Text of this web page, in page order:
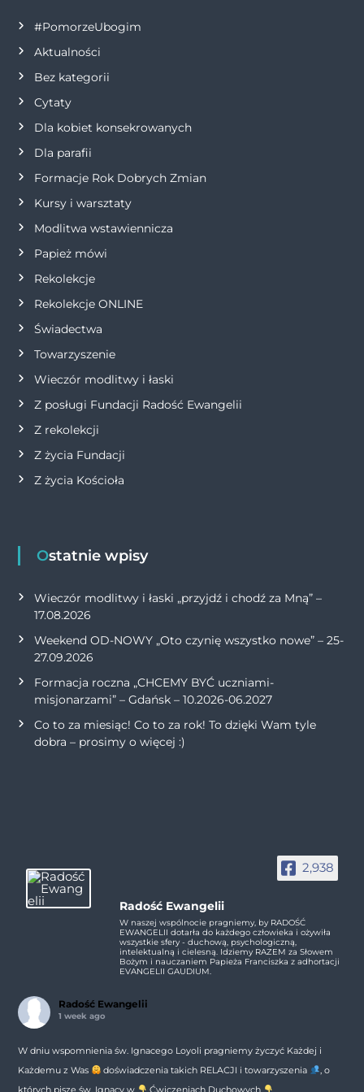
c
j
a
w
p
i
s
u
#PomorzeUbogim
Aktualności
Bez kategorii
Cytaty
Dla kobiet konsekrowanych
Dla parafii
Formacje Rok Dobrych Zmian
Kursy i warsztaty
Modlitwa wstawiennicza
Papież mówi
Rekolekcje
Rekolekcje ONLINE
Świadectwa
Towarzyszenie
Wieczór modlitwy i łaski
Z posługi Fundacji Radość Ewangelii
Z rekolekcji
Z życia Fundacji
Z życia Kościoła
Ostatnie wpisy
Wieczór modlitwy i łaski „przyjdź i chodź za Mną” –
17.08.2026
Weekend OD-NOWY „Oto czynię wszystko nowe” – 25-
27.09.2026
Formacja roczna „CHCEMY BYĆ uczniami-
misjonarzami” – Gdańsk – 10.2026-06.2027
Co to za miesiąc! Co to za rok! To dzięki Wam tyle
dobra – prosimy o więcej :)
2,938
Radość Ewangelii
W naszej wspólnocie pragniemy, by RADOŚĆ
EWANGELII dotarła do każdego człowieka i ożywiła
wszystkie sfery - duchową, psychologiczną,
intelektualną i cielesną. Idziemy RAZEM za Słowem
Bożym i nauczaniem Papieża Franciszka z adhortacji
EVANGELII GAUDIUM.
Radość Ewangelii
1 week ago
W dniu wspomnienia św. Ignacego Loyoli pragniemy życzyć Każdej i
Każdemu z Was
doświadczenia takich RELACJI i towarzyszenia
, o
których pisze św. Ignacy w
Ćwiczeniach Duchowych